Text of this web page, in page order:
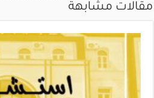
مقالات مشابهة